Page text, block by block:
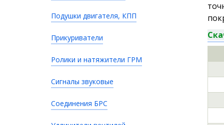
Подушки двигателя, КПП
Прикуриватели
Ролики и натяжители ГРМ
Сигналы звуковые
Соединения БРС